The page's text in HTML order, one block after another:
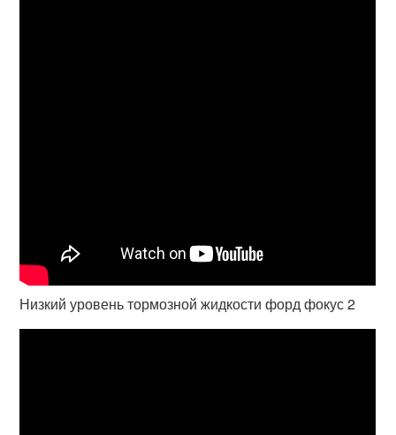
Низкий уровень тормозной жидкости форд фокус 2